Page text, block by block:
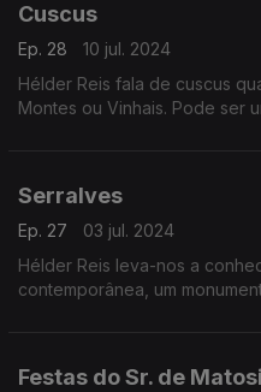
Cuscus
Ep. 28
10 jul. 2024
Hélder Reis fala de cuscus
Montes ou Vinhais. Pode ser
Serralves
Ep. 27
03 jul. 2024
Hélder Reis leva-nos a
contemporânea, um
Festas do Sr. de